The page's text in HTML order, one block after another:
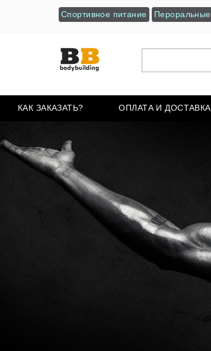
Спортивное питание Пероральные
КАК ЗАКАЗАТЬ? ОПЛАТА И ДОСТАВКА